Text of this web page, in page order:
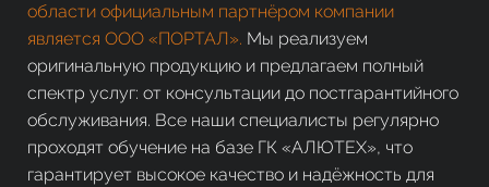
области официальным партнёром компании
является ООО «ПОРТАЛ». Мы реализуем
оригинальную продукцию и предлагаем полный
спектр услуг: от консультации до постгарантийного
обслуживания. Все наши специалисты регулярно
проходят обучение на базе ГК «АЛЮТЕХ», что
гарантирует высокое качество и надёжность для